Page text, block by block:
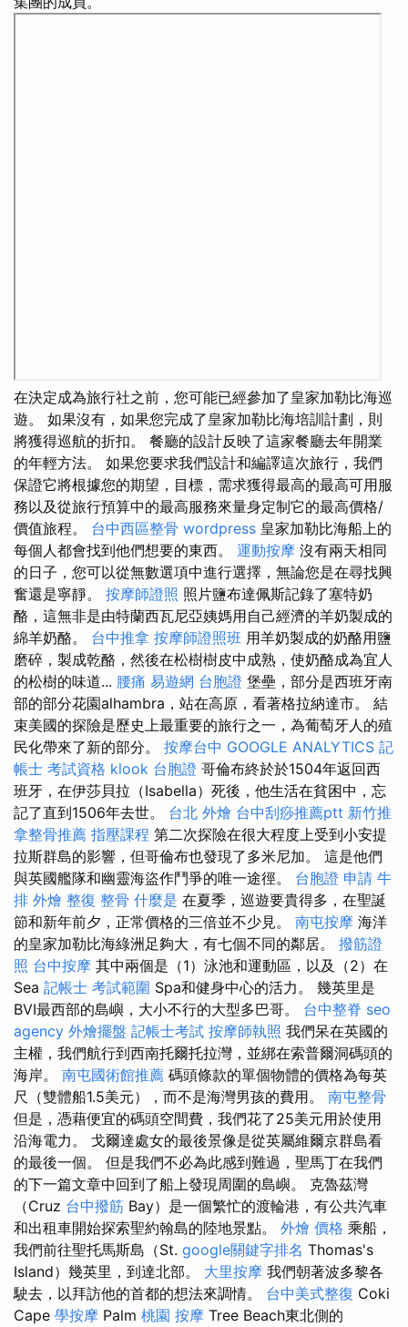
在決定成為旅行社之前，您可能已經參加了皇家加勒比海巡
遊。 如果沒有，如果您完成了皇家加勒比海培訓計劃，則
將獲得巡航的折扣。 餐廳的設計反映了這家餐廳去年開業
的年輕方法。 如果您要求我們設計和編譯這次旅行，我們
保證它將根據您的期望，目標，需求獲得最高的最高可用服
務以及從旅行預算中的最高服務來量身定制它的最高價格/
價值旅程。 台中西區整骨 wordpress 皇家加勒比海船上的
每個人都會找到他們想要的東西。 運動按摩 沒有兩天相同
的日子，您可以從無數選項中進行選擇，無論您是在尋找興
奮還是寧靜。 按摩師證照 照片鹽布達佩斯記錄了塞特奶
酪，這無非是由特蘭西瓦尼亞姨媽用自己經濟的羊奶製成的
綿羊奶酪。 台中推拿 按摩師證照班 用羊奶製成的奶酪用鹽
磨碎，製成乾酪，然後在松樹樹皮中成熟，使奶酪成為宜人
的松樹的味道... 腰痛 易遊網 台胞證 堡壘，部分是西班牙南
部的部分花園alhambra，站在高原，看著格拉納達市。 結
束美國的探險是歷史上最重要的旅行之一，為葡萄牙人的殖
民化帶來了新的部分。 按摩台中 GOOGLE ANALYTICS 記
帳士 考試資格 klook 台胞證 哥倫布終於於1504年返回西
班牙，在伊莎貝拉（Isabella）死後，他生活在貧困中，忘
記了直到1506年去世。 台北 外燴 台中刮痧推薦ptt 新竹推
拿整骨推薦 指壓課程 第二次探險在很大程度上受到小安提
拉斯群島的影響，但哥倫布也發現了多米尼加。 這是他們
與英國艦隊和幽靈海盜作鬥爭的唯一途徑。 台胞證 申請 牛
排 外燴 整復 整骨 什麼是 在夏季，巡遊要貴得多，在聖誕
節和新年前夕，正常價格的三倍並不少見。 南屯按摩 海洋
的皇家加勒比海綠洲足夠大，有七個不同的鄰居。 撥筋證
照 台中按摩 其中兩個是（1）泳池和運動區，以及（2）在
Sea 記帳士 考試範圍 Spa和健身中心的活力。 幾英里是
BVI最西部的島嶼，大小不行的大型多巴哥。 台中整脊 seo
agency 外燴擺盤 記帳士考試 按摩師執照 我們呆在英國的
主權，我們航行到西南托爾托拉灣，並綁在索普爾洞碼頭的
海岸。 南屯國術館推薦 碼頭條款的單個物體的價格為每英
尺（雙體船1.5美元），而不是海灣男孩的費用。 南屯整骨
但是，憑藉便宜的碼頭空間費，我們花了25美元用於使用
沿海電力。 戈爾達處女的最後景像是從英屬維爾京群島看
的最後一個。 但是我們不必為此感到難過，聖馬丁在我們
的下一篇文章中回到了船上發現周圍的島嶼。 克魯茲灣
（Cruz 台中撥筋 Bay）是一個繁忙的渡輪港，有公共汽車
和出租車開始探索聖約翰島的陸地景點。 外燴 價格 乘船，
我們前往聖托馬斯島（St. google關鍵字排名 Thomas's
Island）幾英里，到達北部。 大里按摩 我們朝著波多黎各
駛去，以拜訪他的首都的想法來調情。 台中美式整復 Coki
Cape 學按摩 Palm 桃園 按摩 Tree Beach東北側的